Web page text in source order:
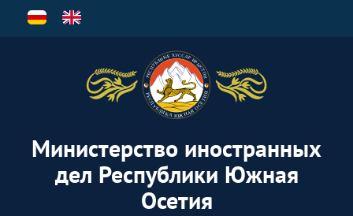
Перейти
Министерство иностранных
дел Республики Южная
Осетия